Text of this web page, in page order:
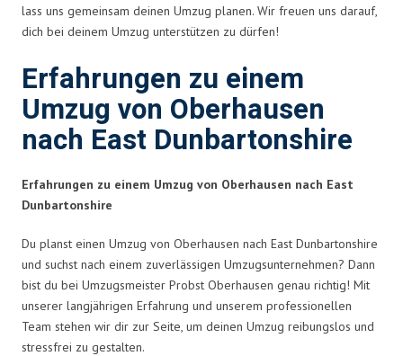
lass uns gemeinsam deinen Umzug planen. Wir freuen uns darauf,
dich bei deinem Umzug unterstützen zu dürfen!
Erfahrungen zu einem
Umzug von Oberhausen
nach East Dunbartonshire
Erfahrungen zu einem Umzug von Oberhausen nach East
Dunbartonshire
Du planst einen Umzug von Oberhausen nach East Dunbartonshire
und suchst nach einem zuverlässigen Umzugsunternehmen? Dann
bist du bei Umzugsmeister Probst Oberhausen genau richtig! Mit
unserer langjährigen Erfahrung und unserem professionellen
Team stehen wir dir zur Seite, um deinen Umzug reibungslos und
stressfrei zu gestalten.